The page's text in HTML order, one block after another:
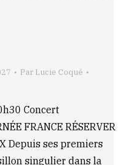
Par Lucie Coqué
Concert
FRANCE RÉSERVER
Depuis ses premiers
singulier dans la